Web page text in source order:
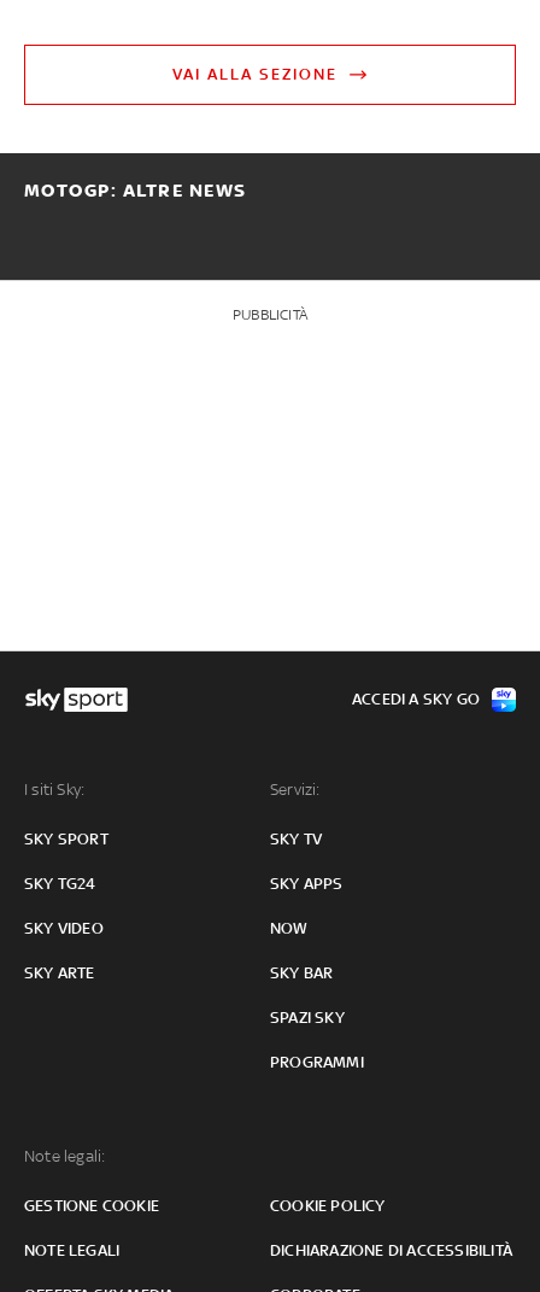
VAI ALLA SEZIONE
MOTOGP: ALTRE NEWS
PUBBLICITÀ
I siti Sky:
SKY SPORT
SKY TG24
SKY VIDEO
SKY ARTE
Servizi:
SKY TV
SKY APPS
NOW
SKY BAR
SPAZI SKY
PROGRAMMI
Note legali:
GESTIONE COOKIE COOKIE POLICY
NOTE LEGALI DICHIARAZIONE DI ACCESSIBILITÀ
ACCEDI A SKY GO